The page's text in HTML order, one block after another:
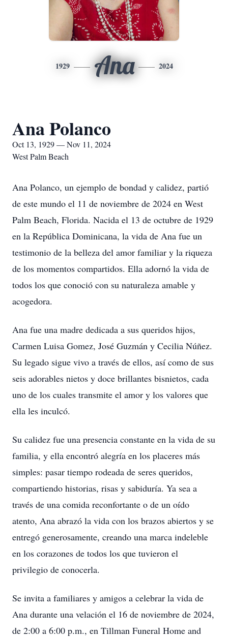
1929 Ana 2024
Ana Polanco
Oct 13, 1929 — Nov 11, 2024
West Palm Beach
Ana Polanco, un ejemplo de bondad y calidez, partió
de este mundo el 11 de noviembre de 2024 en West
Palm Beach, Florida. Nacida el 13 de octubre de 1929
en la República Dominicana, la vida de Ana fue un
testimonio de la belleza del amor familiar y la riqueza
de los momentos compartidos. Ella adornó la vida de
todos los que conoció con su naturaleza amable y
acogedora.
Ana fue una madre dedicada a sus queridos hijos,
Carmen Luisa Gomez, José Guzmán y Cecilia Núñez.
Su legado sigue vivo a través de ellos, así como de sus
seis adorables nietos y doce brillantes bisnietos, cada
uno de los cuales transmite el amor y los valores que
ella les inculcó.
Su calidez fue una presencia constante en la vida de su
familia, y ella encontró alegría en los placeres más
simples: pasar tiempo rodeada de seres queridos,
compartiendo historias, risas y sabiduría. Ya sea a
través de una comida reconfortante o de un oído
atento, Ana abrazó la vida con los brazos abiertos y se
entregó generosamente, creando una marca indeleble
en los corazones de todos los que tuvieron el
privilegio de conocerla.
Se invita a familiares y amigos a celebrar la vida de
Ana durante una velación el 16 de noviembre de 2024,
de 2:00 a 6:00 p.m., en Tillman Funeral Home and